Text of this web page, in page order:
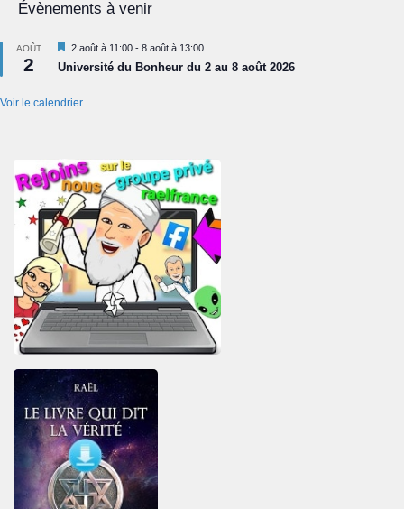
Évènements à venir
AOÛT
2
Mis
en
avant
2 août à 11:00 - 8 août à 13:00
Université du Bonheur du 2 au 8 août 2026
Voir le calendrier